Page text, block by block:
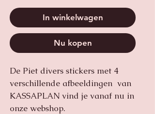
In winkelwagen
Nu kopen
De Piet divers stickers met 4
verschillende afbeeldingen van
KASSAPLAN vind je vanaf nu in
onze webshop.